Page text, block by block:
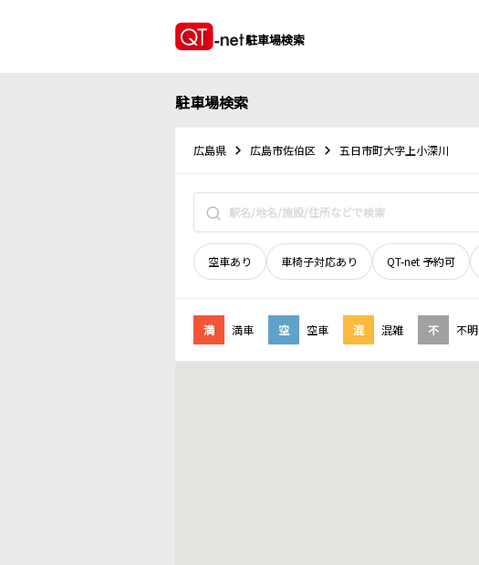
駐車場検索
駐車場検索
広島県 広島市佐伯区 五日市町大字上小深川
空車あり 車椅子対応あり QT-net 予約可
満 満車 空 空車 混 混雑 不 不明